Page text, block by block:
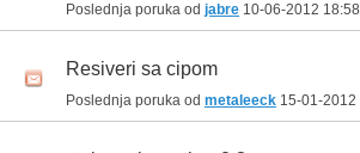
Poslednja poruka od jabre 10-06-2012 18:58
Resiveri sa cipom
Poslednja poruka od metaleeck 15-01-2012